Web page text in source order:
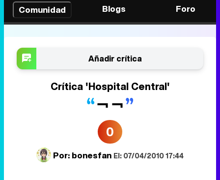
Comunidad
Blogs Foro
Añadir crítica
Crítica 'Hospital Central'
¬¬
0
Por: bonesfan El: 07/04/2010 17:44